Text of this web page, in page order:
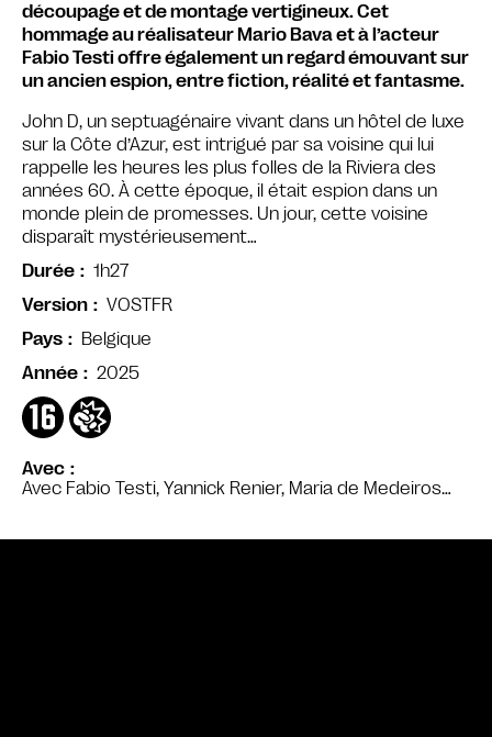
Avec
Avec Fabio Testi, Yannick Renier, Maria de Medeiros…
découpage et de montage vertigineux. Cet
hommage au réalisateur Mario Bava et à l’acteur
Fabio Testi offre également un regard émouvant sur
un ancien espion, entre fiction, réalité et fantasme.
John D, un septuagénaire vivant dans un hôtel de luxe
sur la Côte d’Azur, est intrigué par sa voisine qui lui
rappelle les heures les plus folles de la Riviera des
années 60. À cette époque, il était espion dans un
monde plein de promesses. Un jour, cette voisine
disparaît mystérieusement…
Durée
1h27
Version
VOSTFR
Pays
Belgique
Année
2025